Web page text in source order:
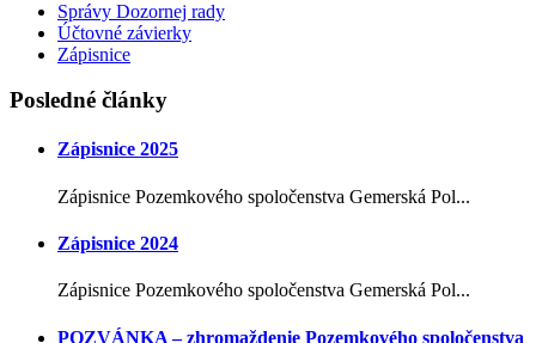
Správy Dozornej rady
Účtovné závierky
Zápisnice
Posledné články
Zápisnice 2025
Zápisnice Pozemkového spoločenstva Gemerská Pol...
Zápisnice 2024
Zápisnice Pozemkového spoločenstva Gemerská Pol...
POZVÁNKA – zhromaždenie Pozemkového spoločenstva